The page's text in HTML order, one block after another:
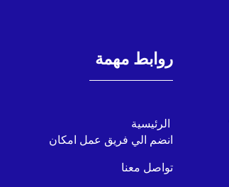
روابط مهمة
انضم الي فريق عمل امكان
تواصل معنا